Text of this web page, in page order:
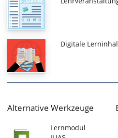
Digitale
Alternative Werkzeuge
Lernmodul